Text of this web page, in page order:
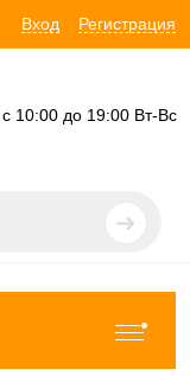
Вход Регистрация
с 10:00 до 19:00 Вт-Вс